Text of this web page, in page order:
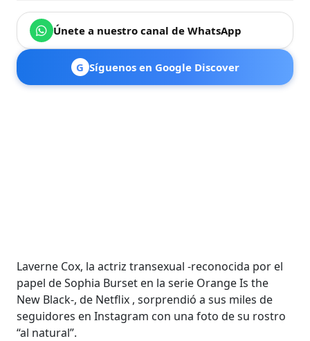
Únete a nuestro canal de WhatsApp
G Síguenos en Google Discover
Laverne Cox, la actriz transexual -reconocida por el
papel de Sophia Burset en la serie Orange Is the
New Black-, de Netflix , sorprendió a sus miles de
seguidores en Instagram con una foto de su rostro
“al natural”.